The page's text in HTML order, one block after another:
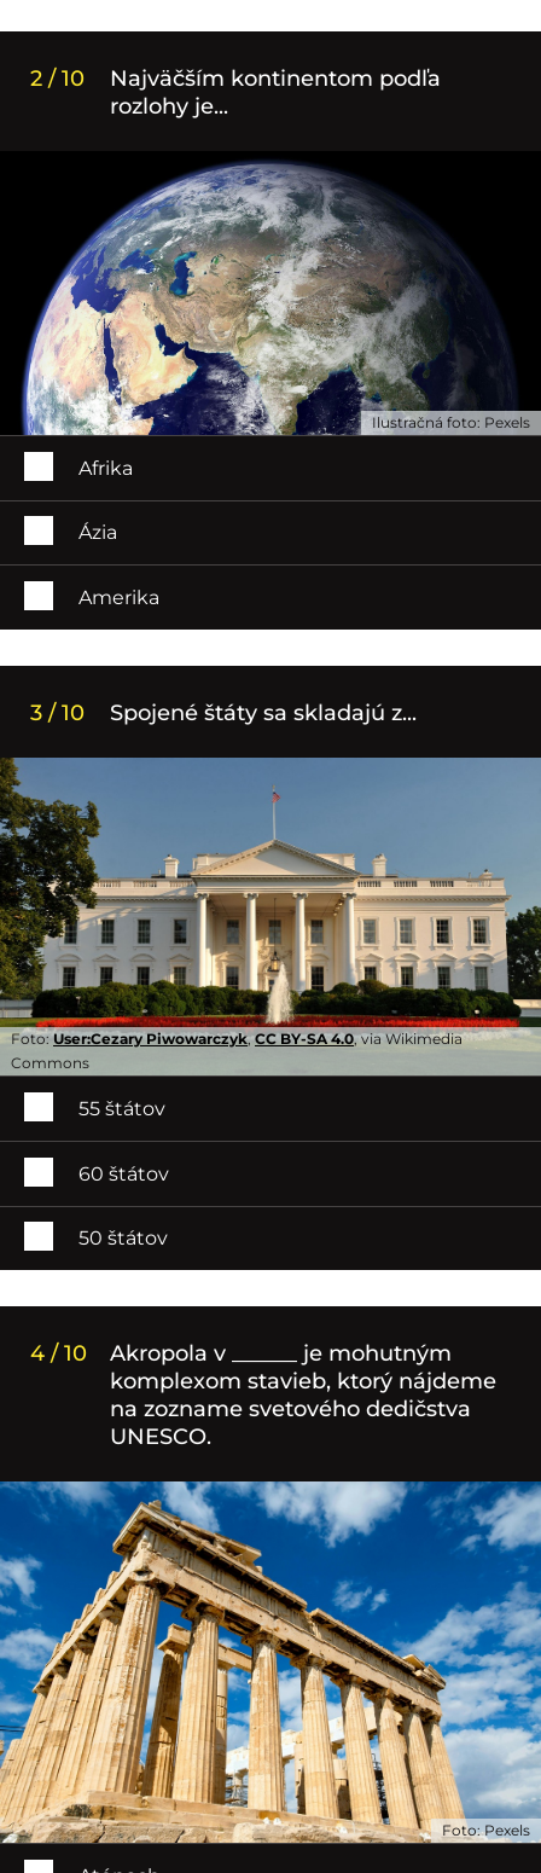
2 / 10
Najväčším kontinentom podľa
rozlohy je...
Ilustračná foto: Pexels
Afrika
Ázia
Amerika
3 / 10 Spojené štáty sa skladajú z...
Foto:User:Cezary Piwowarczyk,CC BY-SA 4.0, via Wikimedia
Commons
55 štátov
60 štátov
50 štátov
4 / 10
Akropola v ______ je mohutným
komplexom stavieb, ktorý nájdeme
na zozname svetového dedičstva
UNESCO.
Foto: Pexels